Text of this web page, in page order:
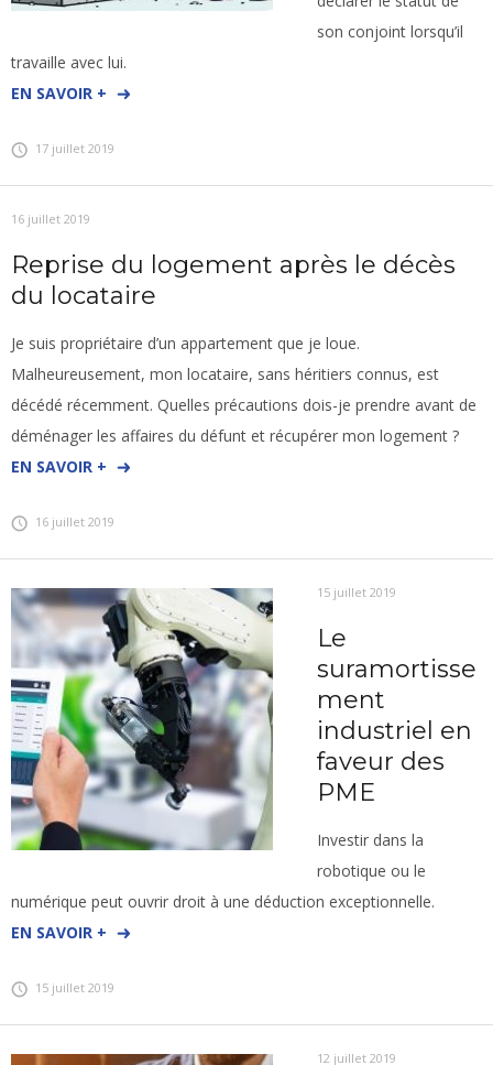
son conjoint lorsqu’il
travaille avec lui.
EN SAVOIR +
17 juillet 2019
16 juillet 2019
Reprise du logement après le décès
du locataire
Je suis propriétaire d’un appartement que je loue.
Malheureusement, mon locataire, sans héritiers connus, est
décédé récemment. Quelles précautions dois-je prendre avant de
déménager les affaires du défunt et récupérer mon logement ?
EN SAVOIR +
16 juillet 2019
15 juillet 2019
Le
suramortisse
ment
industriel en
faveur des
PME
Investir dans la
robotique ou le
numérique peut ouvrir droit à une déduction exceptionnelle.
EN SAVOIR +
15 juillet 2019
12 juillet 2019